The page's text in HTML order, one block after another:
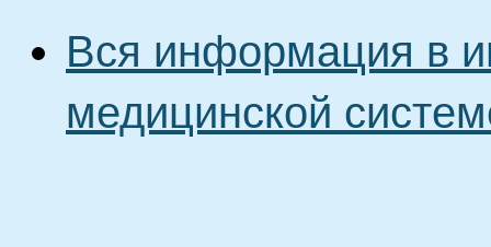
Вся информация в
медицинской